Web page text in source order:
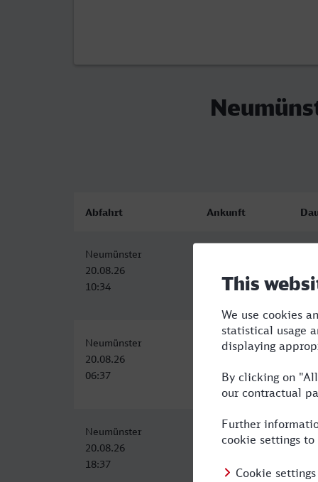
Abfahrt Ankunft
Neumünster
20.08.26
10:34
Neumünster
20.08.26
06:37
Dorsten
12:49
Neumünster
20.08.26
18:37
Dorsten
21.08.26